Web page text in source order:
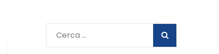
Ricerca
per: